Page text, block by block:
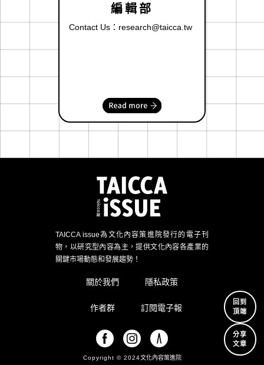
回到
頂端
分享
文章
編輯部
Contact Us：research@taicca.tw
TAICCA issue為文化內容策進院發行的電子刊
物，以研究型內容為主，提供文化內容各產業的
關鍵市場動態和發展趨勢！
關於我們 隱私政策
作者群 訂閱電子報
Copyright © 2024文化內容策進院